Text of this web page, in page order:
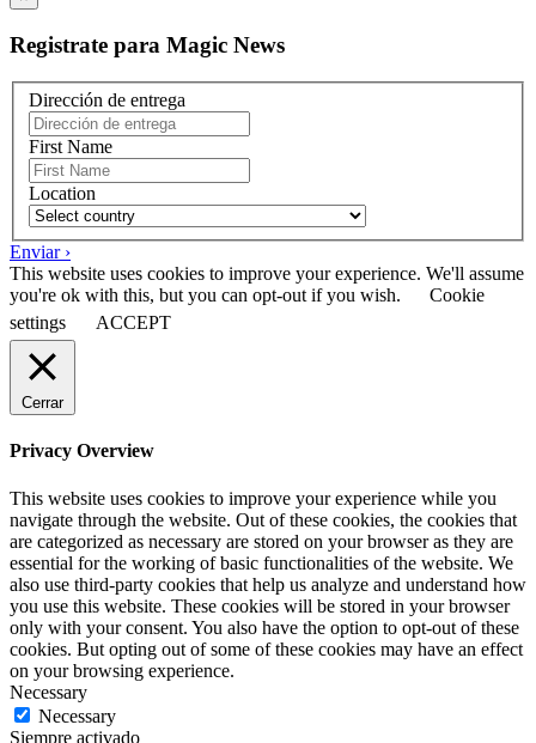
Registrate para Magic News
Dirección de entrega
First Name
Location
Enviar ›
This website uses cookies to improve your experience. We'll assume
you're ok with this, but you can opt-out if you wish.
Cookie
settings
ACCEPT
Cerrar
Privacy Overview
This website uses cookies to improve your experience while you
navigate through the website. Out of these cookies, the cookies that
are categorized as necessary are stored on your browser as they are
essential for the working of basic functionalities of the website. We
also use third-party cookies that help us analyze and understand how
you use this website. These cookies will be stored in your browser
only with your consent. You also have the option to opt-out of these
cookies. But opting out of some of these cookies may have an effect
on your browsing experience.
Necessary
Necessary
Siempre activado